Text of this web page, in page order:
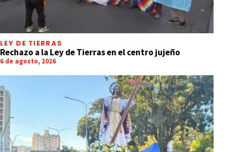
LEY DE TIERRAS
Rechazo a la Ley de Tierras en el centro jujeño
6 de agosto, 2026